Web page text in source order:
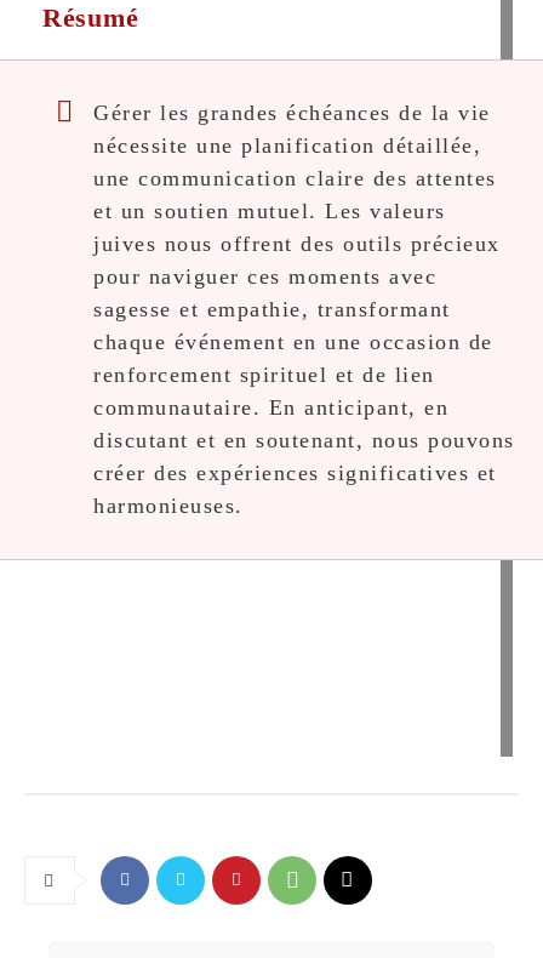
Résumé
Gérer les grandes échéances de la vie
nécessite une planification détaillée,
une communication claire des attentes
et un soutien mutuel. Les valeurs
juives nous offrent des outils précieux
pour naviguer ces moments avec
sagesse et empathie, transformant
chaque événement en une occasion de
renforcement spirituel et de lien
communautaire. En anticipant, en
discutant et en soutenant, nous pouvons
créer des expériences significatives et
harmonieuses.